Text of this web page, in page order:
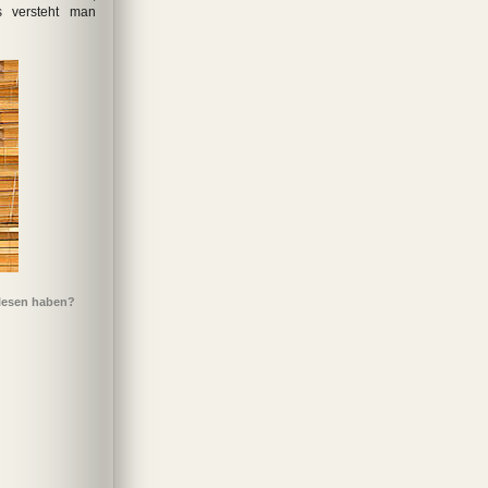
man
haben?